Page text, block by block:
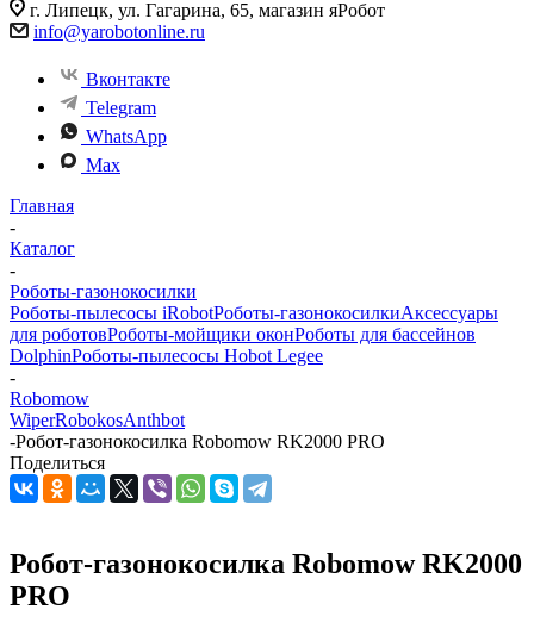
г. Липецк, ул. Гагарина, 65, магазин яРобот
info@yarobotonline.ru
Вконтакте
Telegram
WhatsApp
Max
Главная
-
Каталог
-
Роботы-газонокосилки
Роботы-пылесосы iRobotРоботы-газонокосилкиАксессуары
для роботовРоботы-мойщики оконРоботы для бассейнов
DolphinРоботы-пылесосы Hobot Legee
-
Robomow
WiperRobokosAnthbot
-Робот-газонокосилка Robomow RK2000 PRO
Поделиться
Робот-газонокосилка Robomow RK2000
PRO